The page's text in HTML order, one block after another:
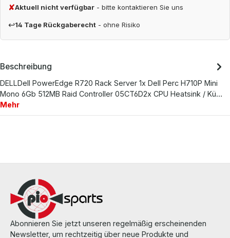
✘Aktuell nicht verfügbar - bitte kontaktieren Sie uns
↩14 Tage Rückgaberecht - ohne Risiko
Beschreibung
DELLDell PowerEdge R720 Rack Server 1x Dell Perc H710P Mini
Mono 6Gb 512MB Raid Controller 05CT6D2x CPU Heatsink / Kü…
Mehr
Abonnieren Sie jetzt unseren regelmäßig erscheinenden
Newsletter, um rechtzeitig über neue Produkte und